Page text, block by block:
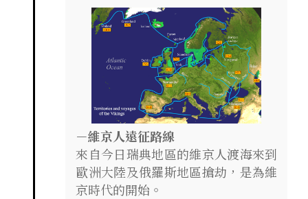
－維京人遠征路線
來自今日瑞典地區的維京人渡海來到
歐洲大陸及俄羅斯地區搶劫，是為維
京時代的開始。